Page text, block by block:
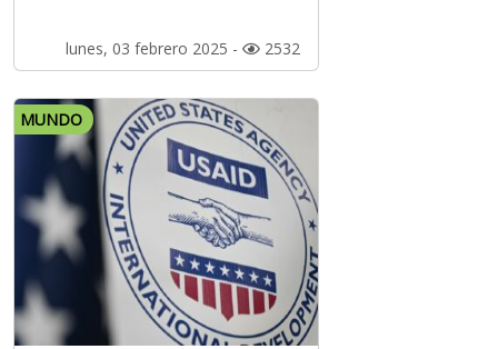
lunes, 03 febrero 2025 - 2532
MUNDO